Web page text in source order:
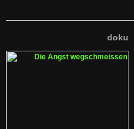
doku